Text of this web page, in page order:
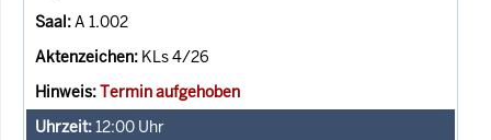
A 1.002
KLs 4/26
Termin aufgehoben
12:00 Uhr